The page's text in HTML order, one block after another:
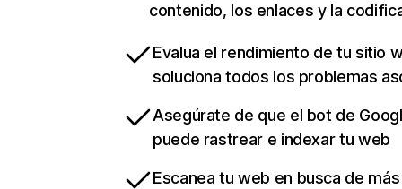
contenido, los enlaces y la
Evalua el rendimiento de tu sitio
soluciona todos los problemas
Asegúrate de que el bot de
puede rastrear e indexar tu web
Escanea tu web en busca de